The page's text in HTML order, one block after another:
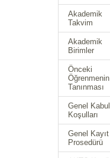
Akademik
Takvim
Akademik
Birimler
Önceki
Öğrenmenin
Tanınması
Genel Kabul
Koşulları
Genel Kayıt
Prosedürü